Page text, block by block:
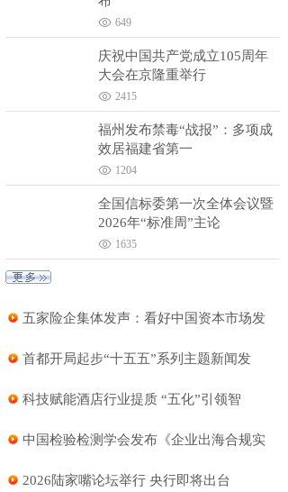
649
庆祝中国共产党成立105周年
大会在京隆重举行
2415
福州发布禁毒“战报”：多项成
效居福建省第一
1204
全国信标委第一次全体会议暨
2026年“标准周”主论
1635
五家险企集体发声：看好中国资本市场发
首都开局起步“十五五”系列主题新闻发
科技赋能酒店行业提质 “五化”引领智
中国检验检测学会发布《企业出海合规实
2026陆家嘴论坛举行 央行即将出台